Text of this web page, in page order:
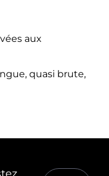
aux
quasi brute,